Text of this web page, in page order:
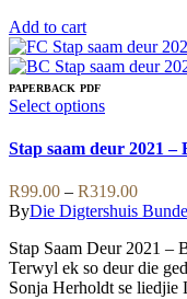
Add to cart
PAPERBACK PDF
Select optionsThis
has
variants.
The
options
may
be
chosen
Stap saam deur 2021 –
R99.00 – R319.00Price
range:
ByDie Digtershuis
Stap Saam Deur 2021 –
Terwyl ek so deur die
Sonja Herholdt se